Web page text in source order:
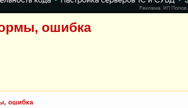
ошибка
ошибка